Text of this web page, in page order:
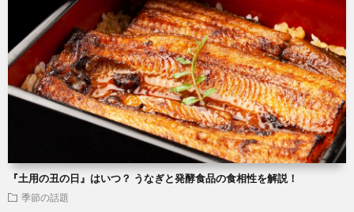
『土用の丑の日』はいつ？ うなぎと発酵食品の食相性を解説！
季節の話題